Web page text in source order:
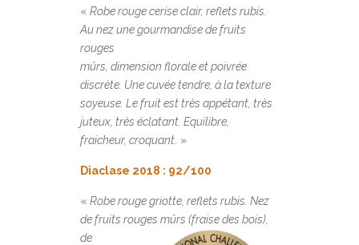
« Robe rouge cerise clair, reflets rubis.
Au nez une gourmandise de fruits
rouges
mûrs, dimension florale et poivrée
discrète. Une cuvée tendre, à la texture
soyeuse. Le fruit est très appétant, très
juteux, très éclatant. Equilibre,
fraicheur, croquant . »
Diaclase 2018 : 92/100
« Robe rouge griotte, reflets rubis. Nez
de fruits rouges mûrs (fraise des bois),
de